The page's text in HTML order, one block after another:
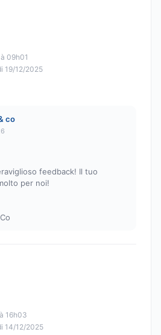
09h01
19/12/2025
co
feedback! Il tuo
per noi!
16h03
14/12/2025